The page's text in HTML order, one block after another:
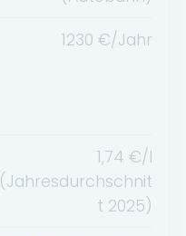
1230 €/Jahr
1,74 €/l
(Jahresdurchschnit
t 2025)